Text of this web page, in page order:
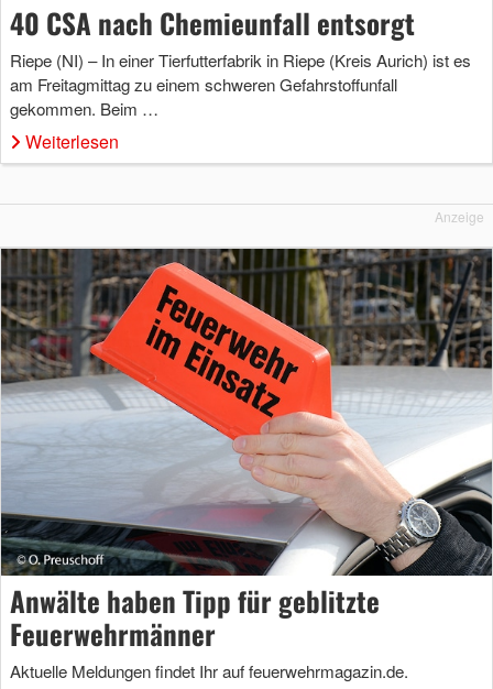
40 CSA nach Chemieunfall entsorgt
Riepe (NI) – In einer Tierfutterfabrik in Riepe (Kreis Aurich) ist es
am Freitagmittag zu einem schweren Gefahrstoffunfall
gekommen. Beim …
Weiterlesen
Anzeige
Anwälte haben Tipp für geblitzte
Feuerwehrmänner
Aktuelle Meldungen findet Ihr auf feuerwehrmagazin.de.